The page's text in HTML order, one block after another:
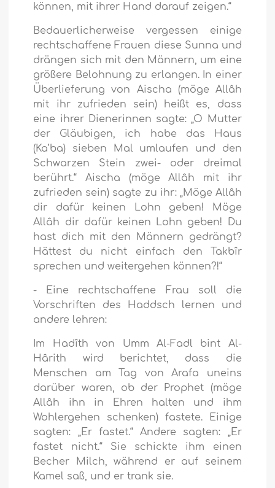
können, mit ihrer Hand darauf zeigen.“
Bedauerlicherweise vergessen einige
rechtschaffene Frauen diese Sunna und
drängen sich mit den Männern, um eine
größere Belohnung zu erlangen. In einer
Überlieferung von Aischa (möge Allâh
mit ihr zufrieden sein) heißt es, dass
eine ihrer Dienerinnen sagte: „O Mutter
der Gläubigen, ich habe das Haus
(Ka’ba) sieben Mal umlaufen und den
Schwarzen Stein zwei- oder dreimal
berührt.“ Aischa (möge Allâh mit ihr
zufrieden sein) sagte zu ihr: „Möge Allâh
dir dafür keinen Lohn geben! Möge
Allâh dir dafür keinen Lohn geben! Du
hast dich mit den Männern gedrängt?
Hättest du nicht einfach den Takbîr
sprechen und weitergehen können?!“
- Eine rechtschaffene Frau soll die
Vorschriften des Haddsch lernen und
andere lehren:
Im Hadîth von Umm Al-Fadl bint Al-
Hârith wird berichtet, dass die
Menschen am Tag von Arafa uneins
darüber waren, ob der Prophet (möge
Allâh ihn in Ehren halten und ihm
Wohlergehen schenken) fastete. Einige
sagten: „Er fastet.“ Andere sagten: „Er
fastet nicht.“ Sie schickte ihm einen
Becher Milch, während er auf seinem
Kamel saß, und er trank sie.